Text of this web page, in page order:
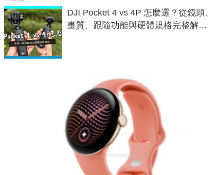
DJI Pocket 4 vs 4P 怎麼選？從鏡頭、
畫質、跟隨功能與硬體規格完整解